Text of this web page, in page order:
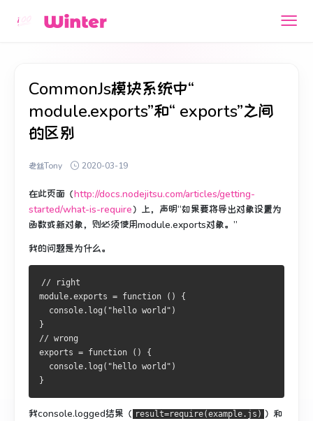
CommonJs模块系统中“
module.exports”和“ exports”之间
的区别
老丝Tony 2020-03-19
在此页面（http://docs.nodejitsu.com/articles/getting-
started/what-is-require）上，声明“如果要将导出对象设置为
函数或新对象，则必须使用module.exports对象。”
我的问题是为什么。
// right
module.exports = function () {
  console.log("hello world")
}
// wrong
exports = function () {
  console.log("hello world")
}
我console.logged结果（ result=require(example.js) ）和